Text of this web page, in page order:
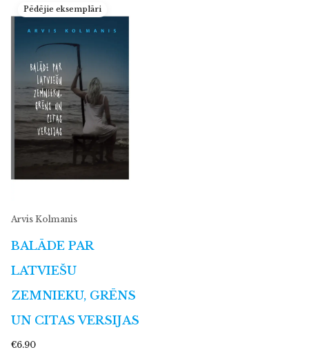
Pēdējie eksemplāri
Arvis Kolmanis
BALĀDE PAR
LATVIEŠU
ZEMNIEKU, GRĒNS
UN CITAS VERSIJAS
€6.90